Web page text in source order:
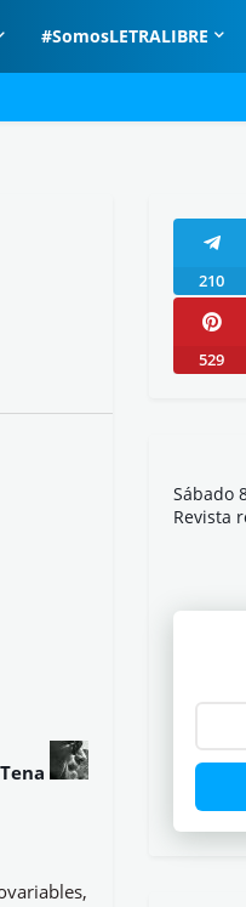
#SomosLETRALIBRE
210
529
Sábado
Revista